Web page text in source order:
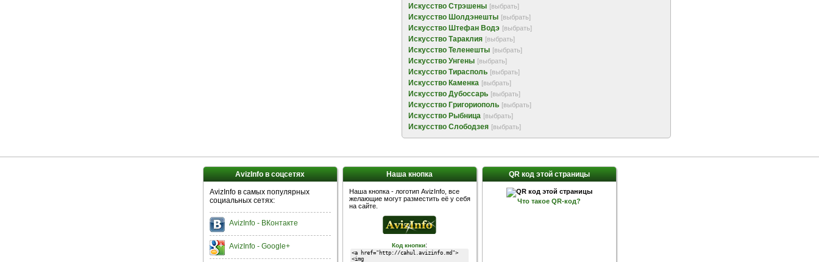
Искусство Стрэшены [выбрать]
Искусство Шолдэнешты [выбрать]
Искусство Штефан Водэ [выбрать]
Искусство Тараклия [выбрать]
Искусство Теленешты [выбрать]
Искусство Унгены [выбрать]
Искусство Тирасполь [выбрать]
Искусство Каменка [выбрать]
Искусство Дубоссарь [выбрать]
Искусство Григориополь [выбрать]
Искусство Рыбница [выбрать]
Искусство Слободзея [выбрать]
AvizInfo в соцсетях
AvizInfo в самых популярных
социальных сетях:
AvizInfo - ВКонтакте
AvizInfo - Google+
Наша кнопка
Наша кнопка - логотип AvizInfo, все
желающие могут разместить её у себя
на сайте.
Код кнопки:
QR код этой страницы
Что такое QR-код?